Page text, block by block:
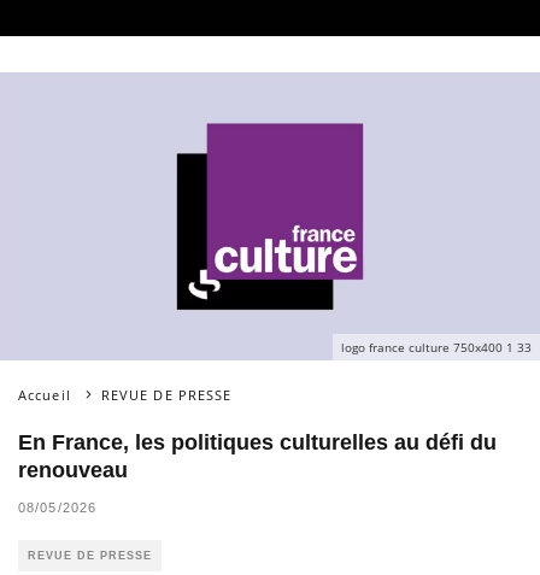
logo france culture 750x400 1 33
Accueil REVUE DE PRESSE
En France, les politiques culturelles au défi du
renouveau
08/05/2026
REVUE DE PRESSE